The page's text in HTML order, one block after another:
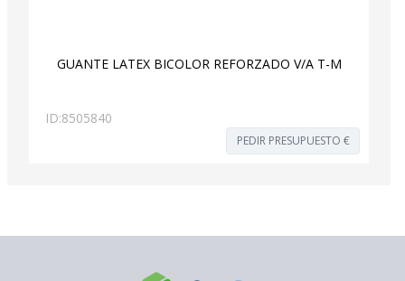
GUANTE LATEX BICOLOR REFORZADO V/A T-M
ID:8505840
PEDIR PRESUPUESTO €